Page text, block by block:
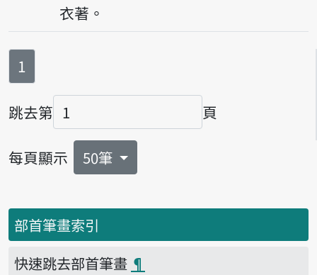
衣著。
第
1
跳去第
頁碼
頁
每頁顯示 50筆
部首筆畫索引
快速跳去部首筆畫 ¶